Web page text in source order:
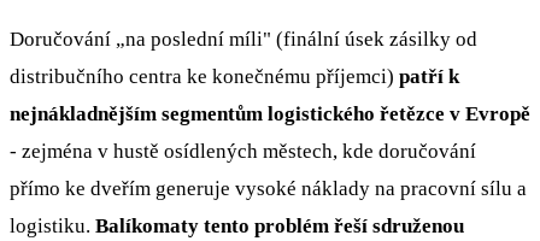
Doručování „na poslední míli" (finální úsek zásilky od
distribučního centra ke konečnému příjemci) patří k
nejnákladnějším segmentům logistického řetězce v Evropě
- zejména v hustě osídlených městech, kde doručování
přímo ke dveřím generuje vysoké náklady na pracovní sílu a
logistiku. Balíkomaty tento problém řeší sdruženou